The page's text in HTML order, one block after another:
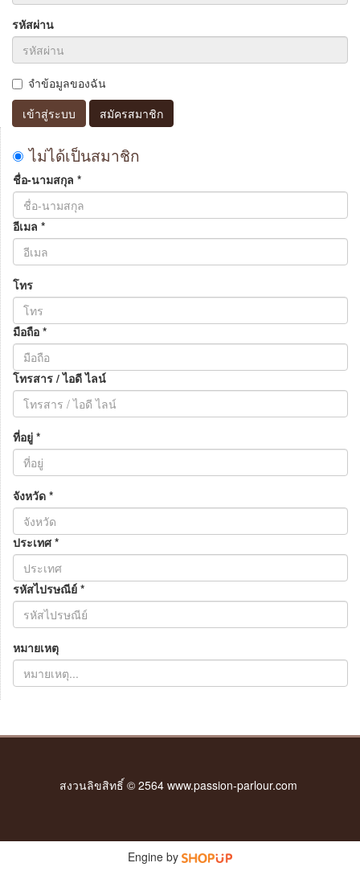
รหัสผ่าน
จำข้อมูลของฉัน
เข้าสู่ระบบ
สมัครสมาชิก
ไม่ได้เป็นสมาชิก
ชื่อ-นามสกุล *
อีเมล *
โทร
มือถือ *
โทรสาร / ไอดี ไลน์
ที่อยู่ *
จังหวัด *
ประเทศ*
รหัสไปรษณีย์ *
หมายเหตุ
สงวนลิขสิทธิ์ © 2564 www.passion-parlour.com
Engine by